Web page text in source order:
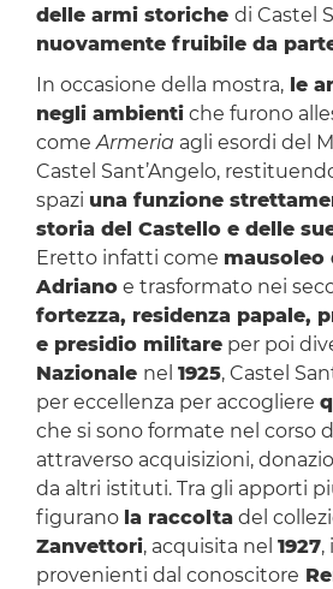
delle armi storiche di Castel
nuovamente fruibile da
In occasione della mostra,le
negli ambientiche furono
comeArmeria agli esordi del
Castel Sant’Angelo,
spazi una funzione
storia del Castello e delle
Eretto infatti come mausoleo
Adrianoe trasformato nei
fortezza, residenza papale,
e presidio militareper poi
Nazionale nel 1925, Castel
per eccellenza per accogliere
che si sono formate nel corso
attraverso acquisizioni,
da altri istituti. Tra gli apporti
figurano la raccolta del
Zanvettori, acquisita nel 1927,
provenienti dal conoscitore